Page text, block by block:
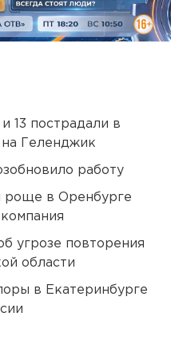
13 пострадали в
на Геленджик
работу
роще в Оренбурге
угрозе повторения
области
в Екатеринбурге